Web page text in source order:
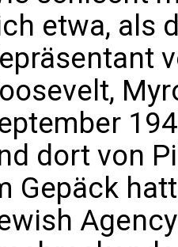
etwa, als
dort von
Gepäck